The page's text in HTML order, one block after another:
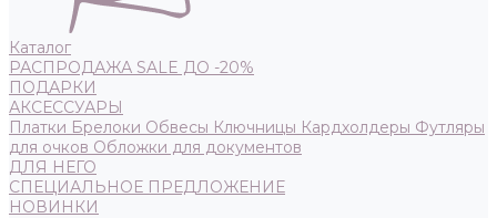
Каталог
РАСПРОДАЖА SALE ДО -20%
ПОДАРКИ
АКСЕССУАРЫ
Платки Брелоки Обвесы Ключницы Кардхолдеры Футляры
для очков Обложки для документов
ДЛЯ НЕГО
СПЕЦИАЛЬНОЕ ПРЕДЛОЖЕНИЕ
НОВИНКИ